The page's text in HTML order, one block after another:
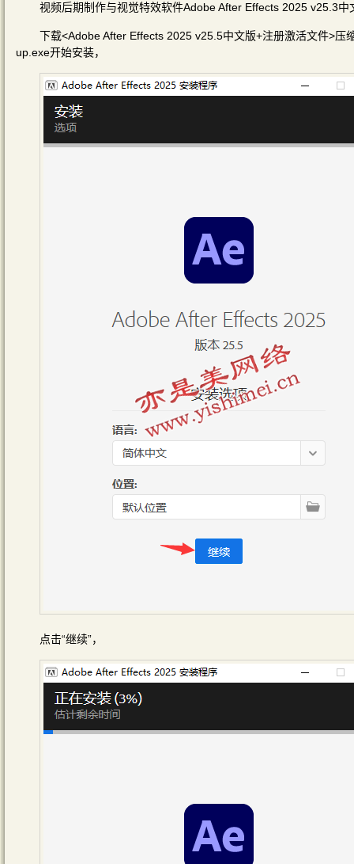
视频后期制作与视觉特效软件Adobe After Effects 2025 v25.3
下载<Adobe After Effects 2025 v25.5中文版+注册激活文件>
up.exe开始安装，
点击“继续”，